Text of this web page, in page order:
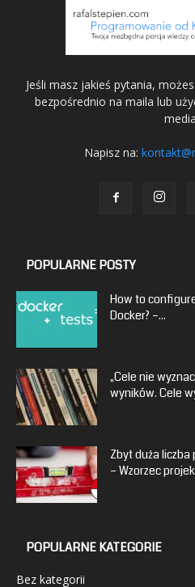
Jeśli masz jakieś pytania,
bezpośrednio na maila lub
Napisz na:
POPULARNE POSTY
How to
Docker? –...
„Cele nie
wyników. Cele
Zbyt duża
– Wzorzec
POPULARNE KATEGORIE
Bez kategorii